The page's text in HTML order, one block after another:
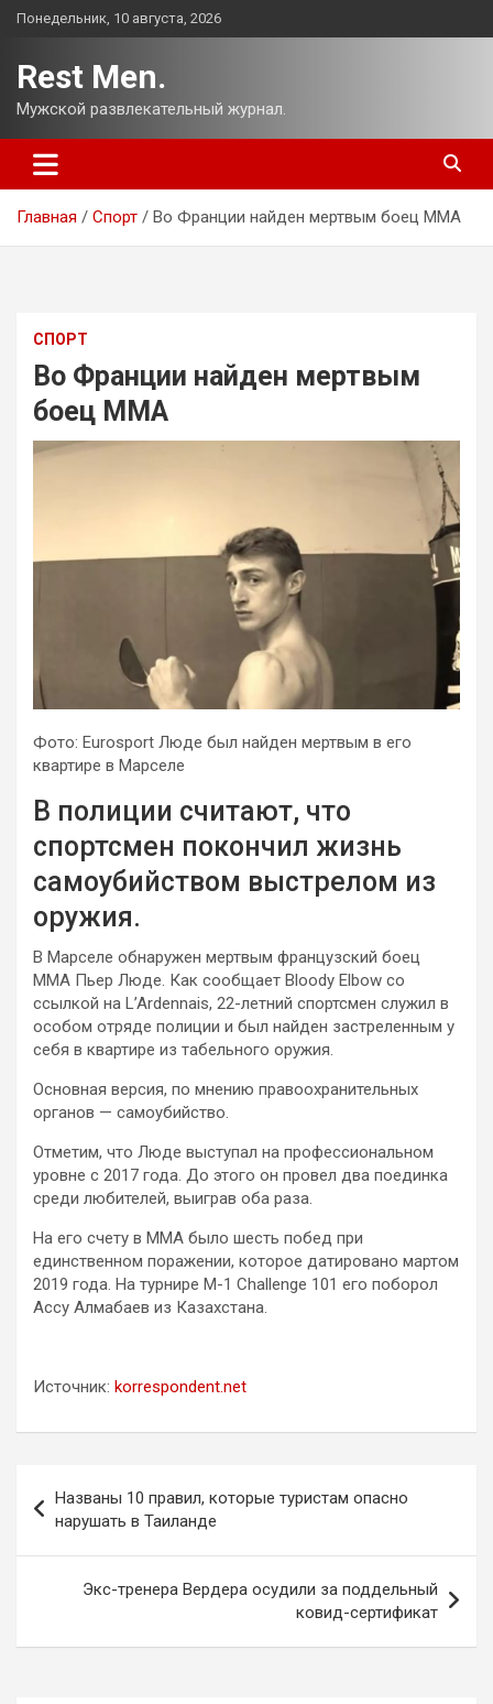
Перейти
Понедельник, 10 августа, 2026
Rest Men.
Мужской развлекательный журнал.
Главная Спорт Во Франции найден мертвым боец ММА
СПОРТ
Во Франции найден мертвым
боец ММА
Фото: Eurosport Люде был найден мертвым в его
квартире в Марселе
В полиции считают, что
спортсмен покончил жизнь
самоубийством выстрелом из
оружия.
В Марселе обнаружен мертвым французский боец
ММА Пьер Люде. Как сообщает Bloody Elbow со
ссылкой на L’Ardennais, 22-летний спортсмен служил в
особом отряде полиции и был найден застреленным у
себя в квартире из табельного оружия.
Основная версия, по мнению правоохранительных
органов — самоубийство.
Отметим, что Люде выступал на профессиональном
уровне с 2017 года. До этого он провел два поединка
среди любителей, выиграв оба раза.
На его счету в ММА было шесть побед при
единственном поражении, которое датировано мартом
2019 года. На турнире M-1 Challenge 101 его поборол
Ассу Алмабаев из Казахстана.
Источник: korrespondent.net
по
записям
Названы 10 правил, которые туристам опасно
нарушать в Таиланде
Экс-тренера Вердера осудили за поддельный
ковид-сертификат